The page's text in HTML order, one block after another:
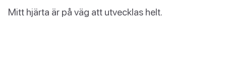
Mitt hjärta är på väg att utvecklas helt.